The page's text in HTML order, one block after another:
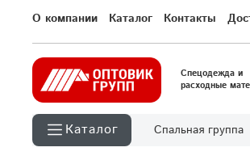
О компании Каталог Контакты
Спецодежда и
расходные
Каталог Спальная группа